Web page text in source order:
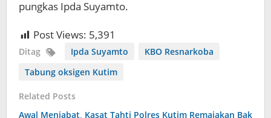
pungkas Ipda Suyamto.
Post Views: 5,391
Ditag Ipda Suyamto
KBO Resnarkoba
Tabung oksigen Kutim
Related Posts
Awal Menjabat, Kasat Tahti Polres Kutim Remajakan Bak